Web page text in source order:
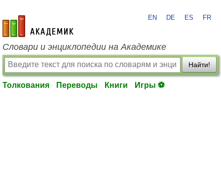
academic.ru
EN DE ES FR
Словари и энциклопедии на Академике
Найти!
Толкования Переводы Книги Игры ⚽